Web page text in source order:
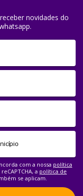
novidades do
com a nossa política
a política de
se aplicam.